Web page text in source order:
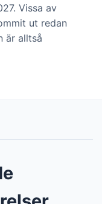
Vissa av
ut redan
är alltså